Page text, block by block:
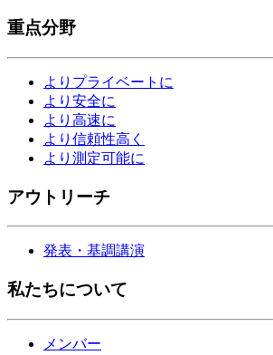
重点分野
よりプライベートに
より安全に
より高速に
より信頼性高く
より測定可能に
アウトリーチ
発表・基調講演
私たちについて
メンバー